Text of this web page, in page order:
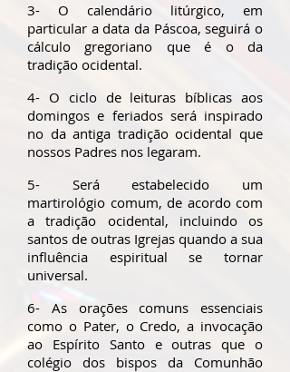
3- O calendário litúrgico, em
particular a data da Páscoa, seguirá o
cálculo gregoriano que é o da
tradição ocidental.
4- O ciclo de leituras bíblicas aos
domingos e feriados será inspirado
no da antiga tradição ocidental que
nossos Padres nos legaram.
5- Será estabelecido um
martirológio comum, de acordo com
a tradição ocidental, incluindo os
santos de outras Igrejas quando a sua
influência espiritual se tornar
universal.
6- As orações comuns essenciais
como o Pater, o Credo, a invocação
ao Espírito Santo e outras que o
colégio dos bispos da Comunhão